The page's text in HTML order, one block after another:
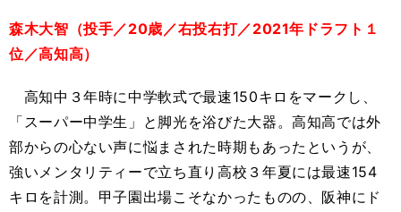
森木大智（投手／20歳／右投右打／2021年ドラフト１
位／高知高）
高知中３年時に中学軟式で最速150キロをマークし、
「スーパー中学生」と脚光を浴びた大器。高知高では外
部からの心ない声に悩まされた時期もあったというが、
強いメンタリティーで立ち直り高校３年夏には最速154
キロを計測。甲子園出場こそなかったものの、阪神にド